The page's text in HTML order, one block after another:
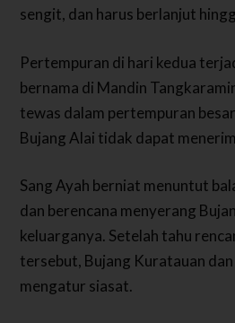
sengit, dan harus berlanjut
Pertempuran di hari kedua
bernama di Mandin
tewas dalam pertempuran
Bujang Alai tidak dapat
Sang Ayah berniat menuntut
dan berencana menyerang
keluarganya. Setelah tahu
tersebut, Bujang Kuratauan
mengatur siasat.